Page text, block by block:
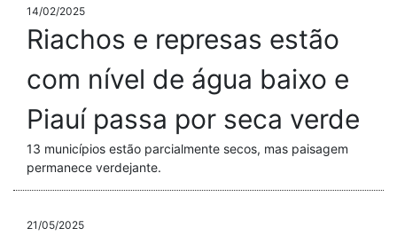
14/02/2025
Riachos e represas estão
com nível de água baixo e
Piauí passa por seca verde
13 municípios estão parcialmente secos, mas paisagem
permanece verdejante.
21/05/2025